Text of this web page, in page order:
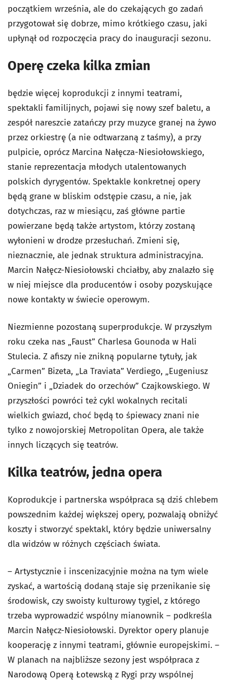
początkiem września, ale do czekających go zadań
przygotował się dobrze, mimo krótkiego czasu, jaki
upłynął od rozpoczęcia pracy do inauguracji sezonu.
Operę czeka kilka zmian
będzie więcej koprodukcji z innymi teatrami,
spektakli familijnych, pojawi się nowy szef baletu, a
zespół nareszcie zatańczy przy muzyce granej na żywo
przez orkiestrę (a nie odtwarzaną z taśmy), a przy
pulpicie, oprócz Marcina Nałęcza-Niesiołowskiego,
stanie reprezentacja młodych utalentowanych
polskich dyrygentów. Spektakle konkretnej opery
będą grane w bliskim odstępie czasu, a nie, jak
dotychczas, raz w miesiącu, zaś główne partie
powierzane będą także artystom, którzy zostaną
wyłonieni w drodze przesłuchań. Zmieni się,
nieznacznie, ale jednak struktura administracyjna.
Marcin Nałęcz-Niesiołowski chciałby, aby znalazło się
w niej miejsce dla producentów i osoby pozyskujące
nowe kontakty w świecie operowym.
Niezmienne pozostaną superprodukcje. W przyszłym
roku czeka nas „Faust” Charlesa Gounoda w Hali
Stulecia. Z afiszy nie znikną popularne tytuły, jak
„Carmen” Bizeta, „La Traviata” Verdiego, „Eugeniusz
Oniegin” i „Dziadek do orzechów” Czajkowskiego. W
przyszłości powróci też cykl wokalnych recitali
wielkich gwiazd, choć będą to śpiewacy znani nie
tylko z nowojorskiej Metropolitan Opera, ale także
innych liczących się teatrów.
Kilka teatrów, jedna opera
Koprodukcje i partnerska współpraca są dziś chlebem
powszednim każdej większej opery, pozwalają obniżyć
koszty i stworzyć spektakl, który będzie uniwersalny
dla widzów w różnych częściach świata.
– Artystycznie i inscenizacyjnie można na tym wiele
zyskać, a wartością dodaną staje się przenikanie się
środowisk, czy swoisty kulturowy tygiel, z którego
trzeba wyprowadzić wspólny mianownik – podkreśla
Marcin Nałęcz-Niesiołowski. Dyrektor opery planuje
kooperację z innymi teatrami, głównie europejskimi. –
W planach na najbliższe sezony jest współpraca z
Narodową Operą Łotewską z Rygi przy wspólnej